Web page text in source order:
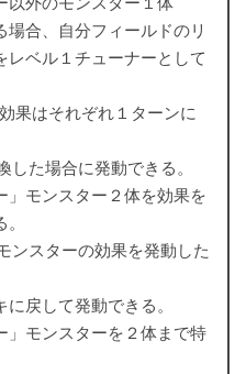
場合、自分フィールドのリ
レベル１チューナーとして
果はそれぞれ１ターンに
した場合に発動できる。
」モンスター２体を効果を
ンスターの効果を発動した
戻して発動できる。
」モンスターを２体まで特